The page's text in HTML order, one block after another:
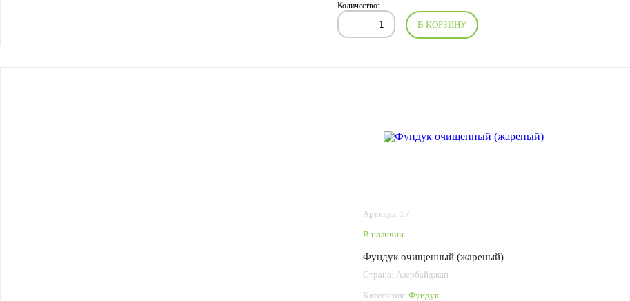
Количество:
В КОРЗИНУ
Артикул: 57
В наличии
Фундук очищенный (жареный)
Страна: Азербайджан
Категория: Фундук